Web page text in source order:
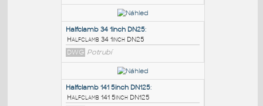
PODOBNÉ BLOKY
Halfclamb 89 3inch DN80
Halfclamb 89 3inch DN80
DWG Potrubí